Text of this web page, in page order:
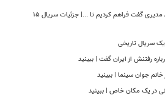
رئیس سیمافیلم: هر چه آقای مدیری گفت فراهم کردیم تا ...| جزئیات سریال ۱۵
سریال تاریخی
رفتنش از ایران گفت | ببینید
خانم جوان سینما | ببینید
در یک مکان خاص | ببینید